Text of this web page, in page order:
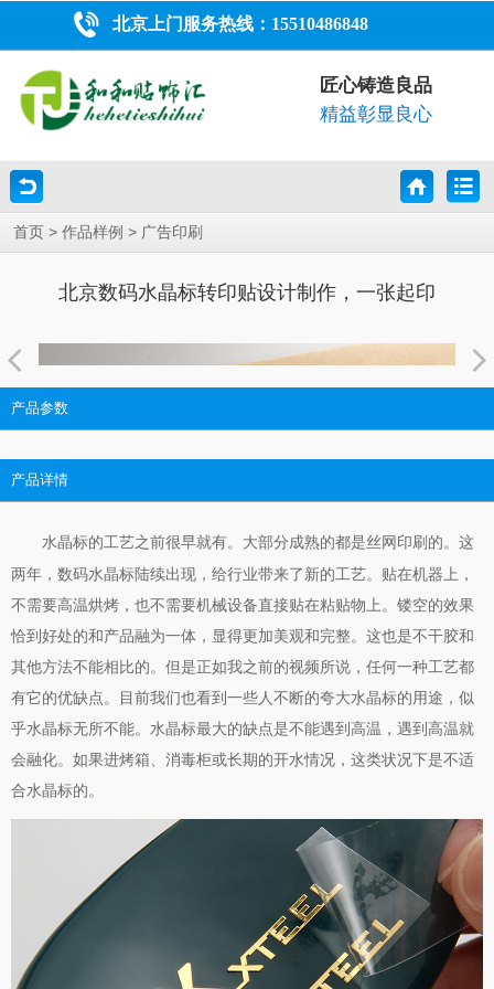
北京上门服务热线： 15510486848
匠心铸造良品
精益彰显良心
首页 > 作品样例 > 广告印刷
北京数码水晶标转印贴设计制作，一张起印
产品参数
产品详情
水晶标的工艺之前很早就有。大部分成熟的都是丝网印刷的。这
两年，数码水晶标陆续出现，给行业带来了新的工艺。贴在机器上，
不需要高温烘烤，也不需要机械设备直接贴在粘贴物上。镂空的效果
恰到好处的和产品融为一体，显得更加美观和完整。这也是不干胶和
其他方法不能相比的。但是正如我之前的视频所说，任何一种工艺都
有它的优缺点。目前我们也看到一些人不断的夸大水晶标的用途，似
乎水晶标无所不能。水晶标最大的缺点是不能遇到高温，遇到高温就
会融化。如果进烤箱、消毒柜或长期的开水情况，这类状况下是不适
合水晶标的。